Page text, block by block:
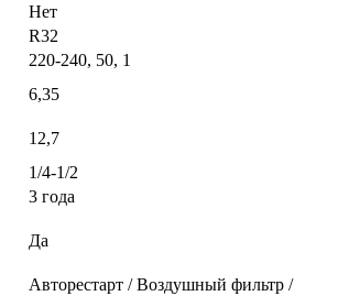
Нет
R32
220-240, 50, 1
6,35
12,7
1/4-1/2
3 года
Да
Авторестарт / Воздушный фильтр /